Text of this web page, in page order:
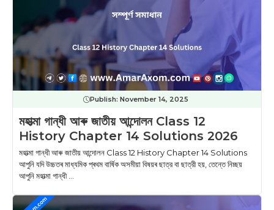
Publish: November 14, 2025
মহাত্মা গান্ধী আৰু জাতীয় আন্দোলন Class 12
History Chapter 14 Solutions 2026
মহাত্মা গান্ধী আৰু জাতীয় আন্দোলন Class 12 History Chapter 14 Solutions
আপুনি যদি উচ্চতৰ মাধ্যমিক প্ৰথম বাৰ্ষিক অসমীয়া বিষয়ৰ ছাত্র বা ছাত্রী হয়, তেন্তে নিচ্ছয়
আপুনি মহাত্মা গান্ধী ...